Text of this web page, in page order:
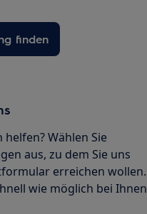
finden
Wählen Sie
aus, zu dem Sie uns
erreichen wollen.
wie möglich bei Ihnen